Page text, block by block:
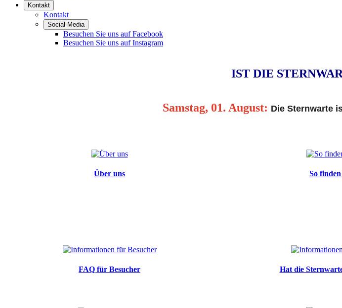
Kontakt
Kontakt
Social Media
Besuchen Sie uns auf Facebook
Besuchen Sie uns auf Instagram
IST DIE
Samstag, 01. August: Die Sternwarte
Über uns So finden
FAQ für Besucher Hat die